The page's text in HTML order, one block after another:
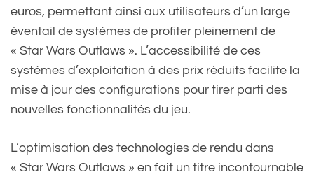
euros, permettant ainsi aux utilisateurs d’un large
éventail de systèmes de profiter pleinement de
« Star Wars Outlaws ». L’accessibilité de ces
systèmes d’exploitation à des prix réduits facilite la
mise à jour des configurations pour tirer parti des
nouvelles fonctionnalités du jeu.
L’optimisation des technologies de rendu dans
« Star Wars Outlaws » en fait un titre incontournable